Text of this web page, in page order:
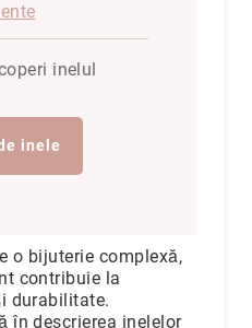
inelul
inele
o bijuterie complexă,
contribuie la
durabilitate.
în descrierea inelelor